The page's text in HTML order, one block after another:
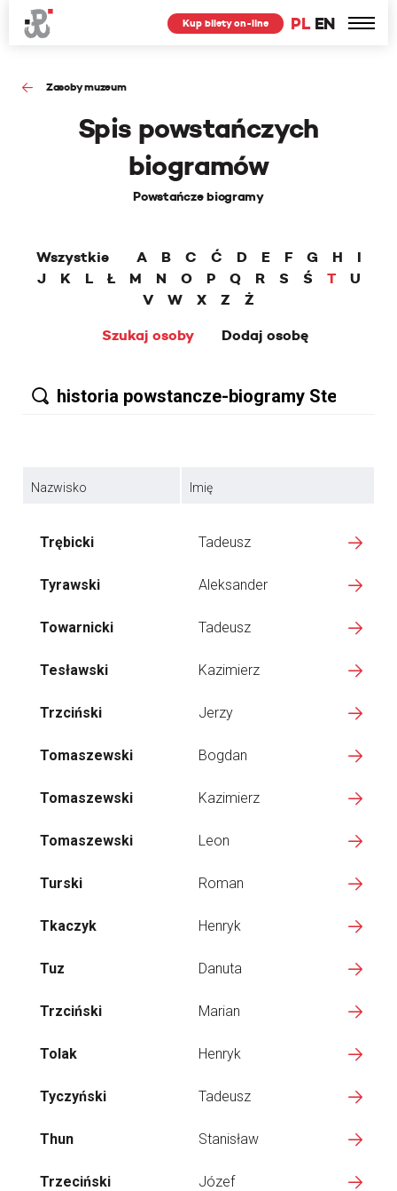
PL EN
Kup bilety on-line
Zasoby muzeum
Spis powstańczych
biogramów
Powstańcze biogramy
Wszystkie A B C Ć D E F G H
I
J
K L Ł M N O P Q R S Ś T
U
V
W X Z
Ż
Szukaj osoby
Dodaj osobę
Nazwisko Imię
Trębicki Tadeusz
Tyrawski Aleksander
Towarnicki Tadeusz
Tesławski Kazimierz
Trzciński Jerzy
Tomaszewski Bogdan
Tomaszewski Kazimierz
Tomaszewski Leon
Turski Roman
Tkaczyk Henryk
Tuz Danuta
Trzciński Marian
Tolak Henryk
Tyczyński Tadeusz
Thun Stanisław
Trzeciński Józef